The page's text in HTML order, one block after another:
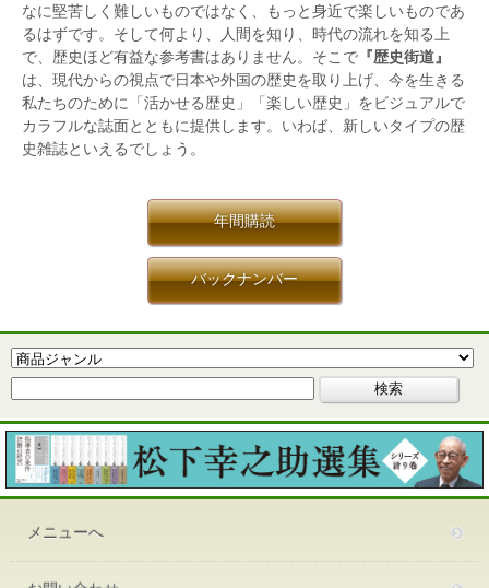
なに堅苦しく難しいものではなく、もっと身近で楽しいものであ
るはずです。そして何より、人間を知り、時代の流れを知る上
で、歴史ほど有益な参考書はありません。そこで 『歴史街道』
は、現代からの視点で日本や外国の歴史を取り上げ、今を生きる
私たちのために「活かせる歴史」「楽しい歴史」をビジュアルで
カラフルな誌面とともに提供します。いわば、新しいタイプの歴
史雑誌といえるでしょう。
年間購読
バックナンバー
メニューへ